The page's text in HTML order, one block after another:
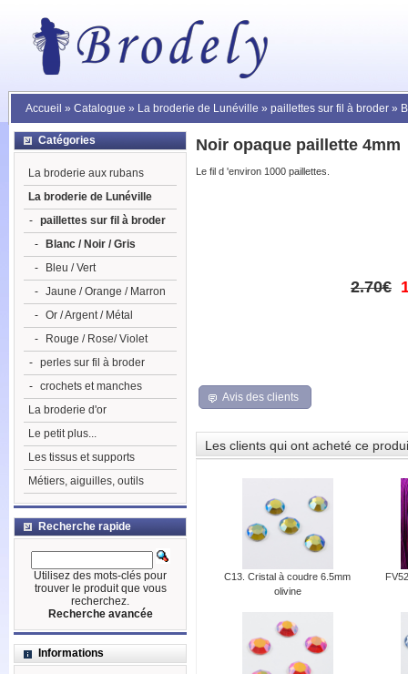
Accueil » Catalogue » La broderie de Lunéville » paillettes sur fil à broder »
Noir opaque paillette 4mm
Le fil d 'environ 1000 paillettes.
2.70€
Avis des clients
Les clients qui ont acheté ce
C13. Cristal à coudre 6.5mm
olivine
Catégories
La broderie aux rubans
La broderie de Lunéville
- paillettes sur fil à broder
-
Blanc / Noir / Gris
-
Bleu / Vert
- Jaune / Orange / Marron
- Or / Argent / Métal
-
Rouge / Rose/ Violet
- perles sur fil à broder
- crochets et manches
La broderie d'or
Le petit plus...
Les tissus et supports
Métiers, aiguilles, outils
Recherche rapide
Utilisez des mots-clés pour
trouver le produit que vous
recherchez.
Recherche avancée
Informations